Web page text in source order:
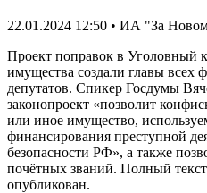
22.01.2024 12:50 • ИА "За
Проект поправок в Уголовный
имущества создали главы всех
депутатов. Спикер Госдумы
законопроект «позволит
или иное имущество,
финансирования преступной
безопасности РФ», а также
почётных званий. Полный
опубликован.